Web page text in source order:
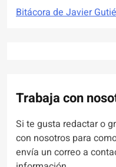
Bitácora de Javier
Trabaja con
Si te gusta redactar o
con nosotros para
envía un correo a